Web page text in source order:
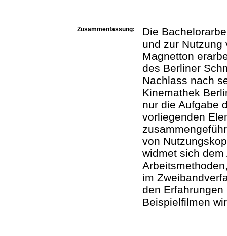
Zusammenfassung:
Die
und zur Nutzung
Magnetton
des Berliner
Nachlass nach
Kinemathek
nur die Aufgabe
vorliegenden
von
widmet sich
im
den
Beispielfilmen